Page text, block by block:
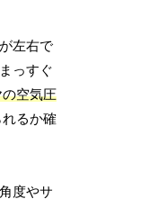
左右で
っすぐ
空気圧
れるか確
度やサ